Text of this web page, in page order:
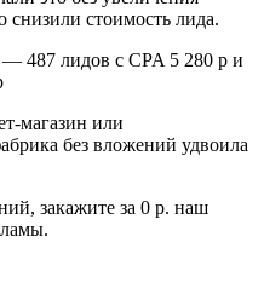
снизили стоимость лида.
487 лидов с CPA 5 280 р и
закажите за 0 р. наш